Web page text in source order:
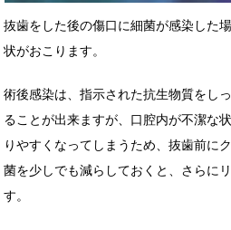
抜歯をした後の傷口に細菌が感染した
状がおこります。
術後感染は、指示された抗生物質をし
ることが出来ますが、口腔内が不潔な
りやすくなってしまうため、抜歯前に
菌を少しでも減らしておくと、さらに
す。